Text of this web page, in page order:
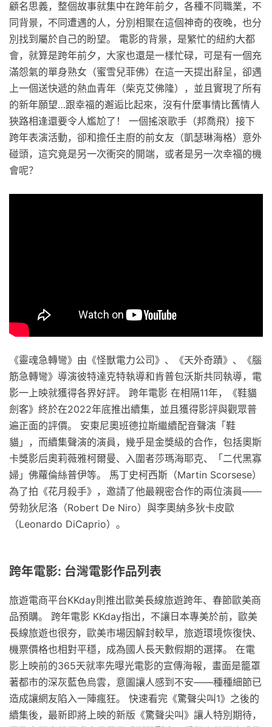
顧名思義，整個故事就集中在跨年前夕，各種不同職業，不
同背景，不同遭遇的人，分別相聚在這個神奇的夜晚，也分
別找到屬於自己的盼望。 電影的背景，是繁忙的紐約大都
會，就算是跨年前夕，大家也還是一樣忙碌，可是有一個充
滿怨氣的單身熟女（蜜雪兒菲佛）在這一天提出辭呈，卻遇
上一個送快遞的熱血青年（柴克艾佛隆），並且實現了所有
的新年願望…跟幸福的邂逅比起來，沒有什麼事情比舊情人
狹路相逢還要令人尷尬了！ 一個搖滾歌手（邦喬飛）接下
跨年表演活動，卻和擔任主廚的前女友（凱瑟琳海格）意外
碰頭，這究竟是另一次衝突的開端，或者是另一次幸福的機
會呢？
《靈魂急轉彎》由《怪獸電力公司》、《天外奇蹟》、《腦
筋急轉彎》導演彼特達克特執導和肯普包沃斯共同執導，電
影一上映就獲得各界好評。 跨年電影 在相隔11年，《鞋貓
劍客》終於在2022年底推出續集，並且獲得影評與觀眾普
遍正面的評價。 安東尼奧班德拉斯繼續配音聲演「鞋
貓」，而續集聲演的演員，幾乎是金獎級的合作，包括奧斯
卡獎影后奧莉薇雅柯爾曼、入圍者莎瑪海耶克、「二代黑寡
婦」佛蘿倫絲普伊等。 馬丁史柯西斯（Martin Scorsese）
為了拍《花月殺手》，邀請了他最親密合作的兩位演員——
勞勃狄尼洛（Robert De Niro）與李奧納多狄卡皮歐
（Leonardo DiCaprio）。
跨年電影: 台灣電影作品列表
旅遊電商平台KKday則推出歐美長線旅遊跨年、春節歐美商
品預購。 跨年電影 KKday指出，不讓日本專美於前，歐美
長線旅遊也很夯，歐美市場因解封較早，旅遊環境恢復快、
機票價格也相對平穩，成為國人長天數假期的選擇。 在電
影上映前的365天就率先曝光電影的宣傳海報，畫面是籠罩
著都市的深灰藍色烏雲，意圖讓人感到不安——種種細節已
造成讓網友陷入一陣瘋狂。 快速看完《驚聲尖叫1》之後的
續集後，最新即將上映的新版《驚聲尖叫》讓人特別期待，